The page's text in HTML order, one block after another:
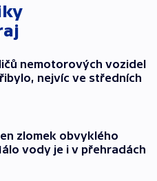
nemotorových vozidel
nejvíc ve středních
zlomek obvyklého
vody je i v přehradách